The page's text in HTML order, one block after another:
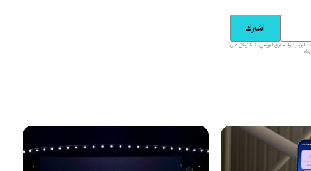
اشترك
على تلقي النشرات البريدية والمحتوى الترويجي، كما توافق على
وقت.